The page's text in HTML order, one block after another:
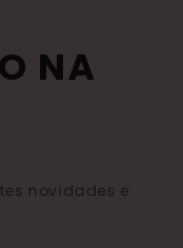
NA
novidades e